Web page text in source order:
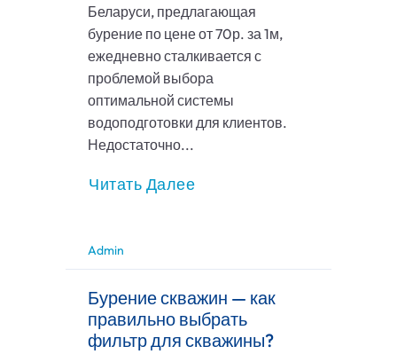
Беларуси, предлагающая
бурение по цене от 70р. за 1м,
ежедневно сталкивается с
проблемой выбора
оптимальной системы
водоподготовки для клиентов.
Недостаточно...
Читать Далее
Admin
Бурение скважин — как
правильно выбрать
фильтр для скважины?